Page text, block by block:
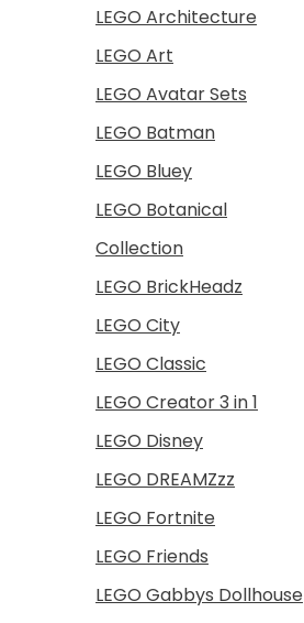
LEGO Architecture
LEGO Art
LEGO Avatar Sets
LEGO Batman
LEGO Bluey
LEGO Botanical
Collection
LEGO BrickHeadz
LEGO City
LEGO Classic
LEGO Creator 3 in 1
LEGO Disney
LEGO DREAMZzz
LEGO Fortnite
LEGO Friends
LEGO Gabbys Dollhouse